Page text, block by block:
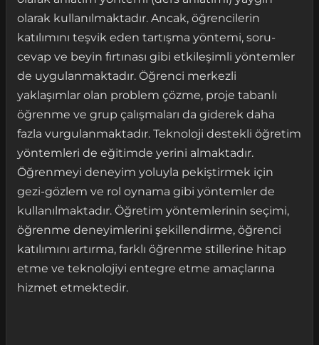
olarak kullanılmaktadır. Ancak, öğrencilerin
katılımını teşvik eden tartışma yöntemi, soru-
cevap ve beyin fırtınası gibi etkileşimli yöntemler
de uygulanmaktadır. Öğrenci merkezli
yaklaşımlar olan problem çözme, proje tabanlı
öğrenme ve grup çalışmaları da giderek daha
fazla vurgulanmaktadır. Teknoloji destekli öğretim
yöntemleri de eğitimde yerini almaktadır.
Öğrenmeyi deneyim yoluyla pekiştirmek için
gezi-gözlem ve rol oynama gibi yöntemler de
kullanılmaktadır. Öğretim yöntemlerinin seçimi,
öğrenme deneyimlerini şekillendirme, öğrenci
katılımını artırma, farklı öğrenme stillerine hitap
etme ve teknolojiyi entegre etme amaçlarına
hizmet etmektedir.